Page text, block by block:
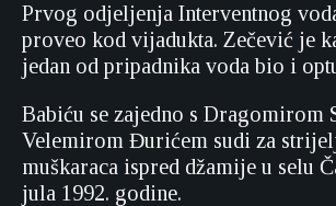
Prvog odjeljenja Interventnog
proveo kod vijadukta. Zečević je
jedan od pripadnika voda bio i
Babiću se zajedno s Dragomirom
Velemirom Đurićem sudi za
muškaraca ispred džamije u selu
jula 1992. godine.